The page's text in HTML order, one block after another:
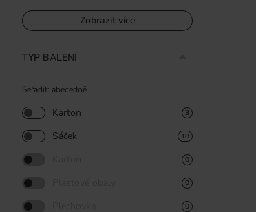
Zobrazit více
TYP BALENÍ
Seřadit: abecedně
Karton 3
Sáček 18
0
0
0